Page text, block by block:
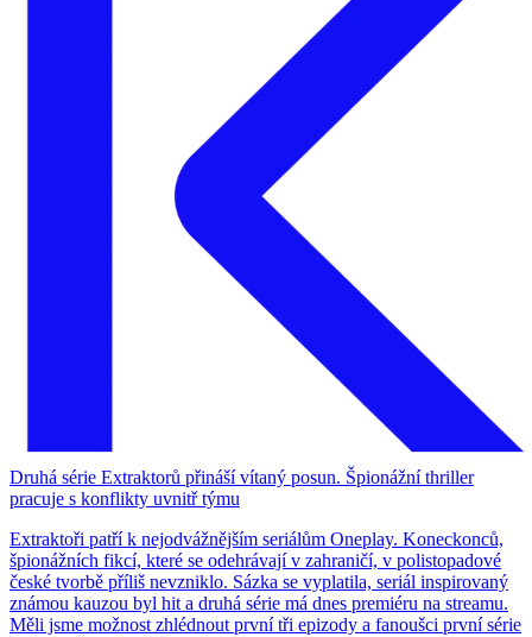
Druhá série Extraktorů přináší vítaný posun. Špionážní thriller
pracuje s konflikty uvnitř týmu
Extraktoři patří k nejodvážnějším seriálům Oneplay. Koneckonců,
špionážních fikcí, které se odehrávají v zahraničí, v polistopadové
české tvorbě příliš nevzniklo. Sázka se vyplatila, seriál inspirovaný
známou kauzou byl hit a druhá série má dnes premiéru na streamu.
Měli jsme možnost zhlédnout první tři epizody a fanoušci první série